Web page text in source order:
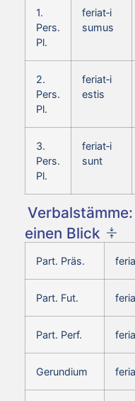
1.
Pers.
Pl.
feriat‑i
sumus
2.
Pers.
Pl.
feriat‑i
estis
3.
Pers.
Pl.
feriat‑i
sunt
einen Blick
Part. Präs.
Part. Fut.
Part. Perf.
Gerundium